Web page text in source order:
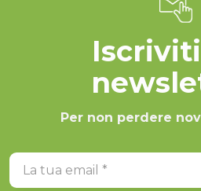
Per non perdere
La tua email